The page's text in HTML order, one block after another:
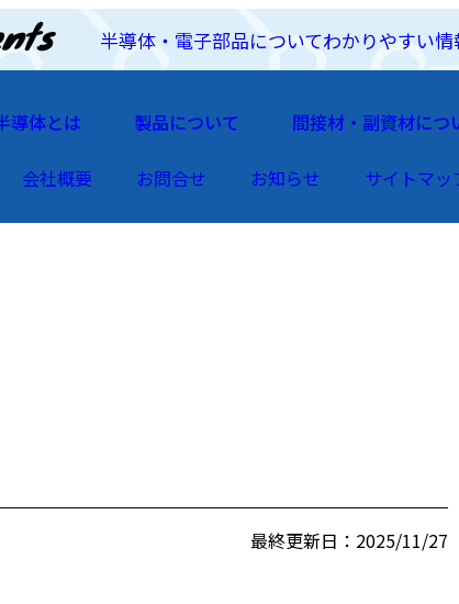
半導体・電子部品についてわかりやすい
導体とは 製品について 間接材・副資材につ
会社概要 お問合せ お知らせ サイトマッ
最終更新日：2025/11/27